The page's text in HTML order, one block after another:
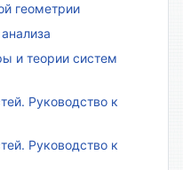
геометрии
и теории систем
Руководство к
Руководство к